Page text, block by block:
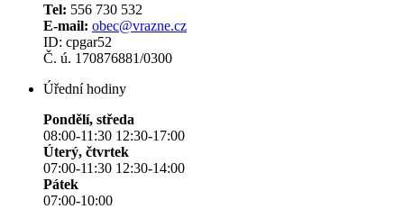
Tel: 556 730 532
E-mail: obec@vrazne.cz
ID: cpgar52
Č. ú. 170876881/0300
Úřední hodiny
Pondělí, středa
08:00-11:30 12:30-17:00
Úterý, čtvrtek
07:00-11:30 12:30-14:00
Pátek
07:00-10:00